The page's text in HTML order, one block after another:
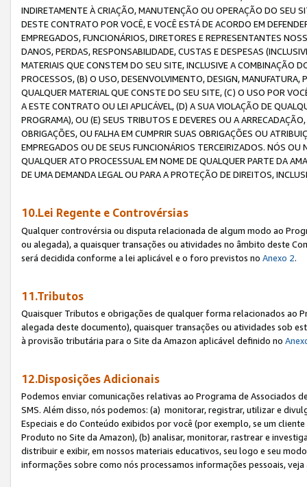
INDIRETAMENTE À CRIAÇÃO, MANUTENÇÃO OU OPERAÇÃO DO SEU
DESTE CONTRATO POR VOCÊ, E VOCÊ ESTÁ DE ACORDO EM
EMPREGADOS, FUNCIONÁRIOS, DIRETORES E REPRESENTANTES
DANOS, PERDAS, RESPONSABILIDADE, CUSTAS E DESPESAS
MATERIAIS QUE CONSTEM DO SEU SITE, INCLUSIVE A COMBINAÇÃO
PROCESSOS, (B) O USO, DESENVOLVIMENTO, DESIGN,
QUALQUER MATERIAL QUE CONSTE DO SEU SITE, (C) O USO POR
A ESTE CONTRATO OU LEI APLICÁVEL, (D) A SUA VIOLAÇÃO DE
PROGRAMA), OU (E) SEUS TRIBUTOS E DEVERES OU A
OBRIGAÇÕES, OU FALHA EM CUMPRIR SUAS OBRIGAÇÕES OU
EMPREGADOS OU DE SEUS FUNCIONÁRIOS TERCEIRIZADOS. NÓS
QUALQUER ATO PROCESSUAL EM NOME DE QUALQUER PARTE DA
DE UMA DEMANDA LEGAL OU PARA A PROTEÇÃO DE DIREITOS,
10.Lei Regente e Controvérsias
Qualquer controvérsia ou disputa relacionada de algum modo ao
ou alegada), a quaisquer transações ou atividades no âmbito deste
será decidida conforme a lei aplicável e o foro previstos no Anexo 2.
11.Tributos
Quaisquer Tributos e obrigações de qualquer forma relacionados ao
alegada deste documento), quaisquer transações ou atividades sob
à provisão tributária para o Site da Amazon aplicável definido no
12.Disposições Adicionais
Podemos enviar comunicações relativas ao Programa de Associados
SMS. Além disso, nós podemos: (a) monitorar, registrar, utilizar e
Especiais e do Conteúdo exibidos por você (por exemplo, se um
Produto no Site da Amazon), (b) analisar, monitorar, rastrear e
distribuir e exibir, em nossos materiais educativos, seu logo e seu
informações sobre como nós processamos informações pessoais,